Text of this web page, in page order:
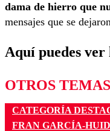
dama de hierro que
mensajes que se
Aquí puedes
OTROS
CATEGORÍA
FRAN GARCÍA-